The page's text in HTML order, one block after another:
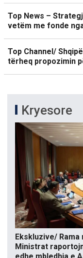
Top News –
vetëm me fonde
Top Channel/
tërheq propozimin
Kryesore
Ekskluzive/
Ministrat